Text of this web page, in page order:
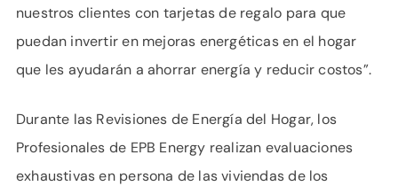
nuestros clientes con tarjetas de regalo para que
puedan invertir en mejoras energéticas en el hogar
que les ayudarán a ahorrar energía y reducir costos”.
Durante las Revisiones de Energía del Hogar, los
Profesionales de EPB Energy realizan evaluaciones
exhaustivas en persona de las viviendas de los